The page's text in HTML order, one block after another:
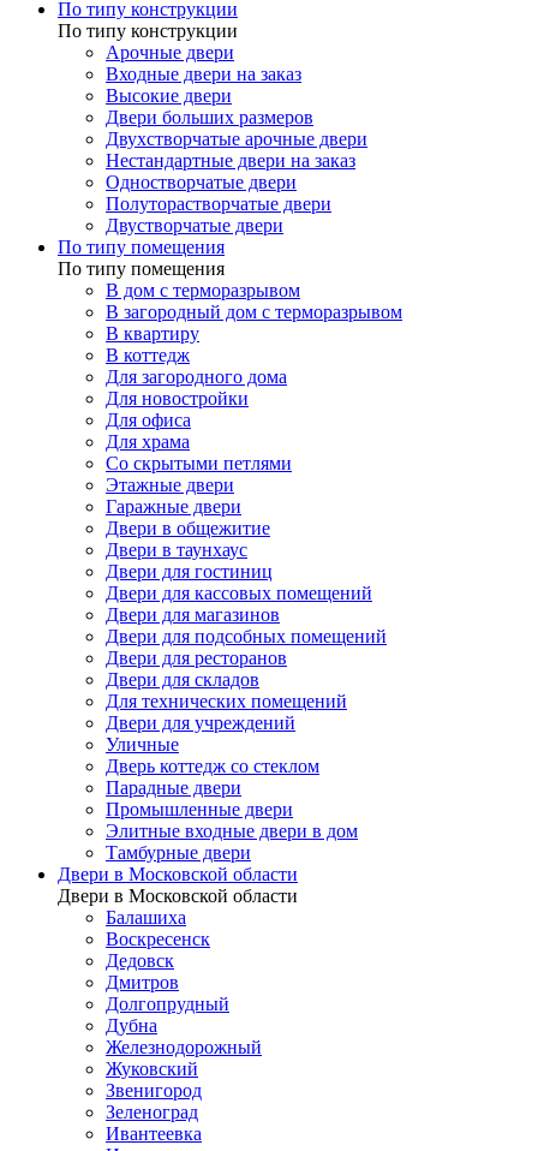
По типу конструкции
По типу конструкции
Арочные двери
Входные двери на заказ
Высокие двери
Двери больших размеров
Двухстворчатые арочные двери
Нестандартные двери на заказ
Одностворчатые двери
Полуторастворчатые двери
Двустворчатые двери
По типу помещения
По типу помещения
В дом с терморазрывом
В загородный дом с терморазрывом
В квартиру
В коттедж
Для загородного дома
Для новостройки
Для офиса
Для храма
Со скрытыми петлями
Этажные двери
Гаражные двери
Двери в общежитие
Двери в таунхаус
Двери для гостиниц
Двери для кассовых помещений
Двери для магазинов
Двери для подсобных помещений
Двери для ресторанов
Двери для складов
Для технических помещений
Двери для учреждений
Уличные
Дверь коттедж со стеклом
Парадные двери
Промышленные двери
Элитные входные двери в дом
Тамбурные двери
Двери в Московской области
Двери в Московской области
Балашиха
Воскресенск
Дедовск
Дмитров
Долгопрудный
Дубна
Железнодорожный
Жуковский
Звенигород
Зеленоград
Ивантеевка